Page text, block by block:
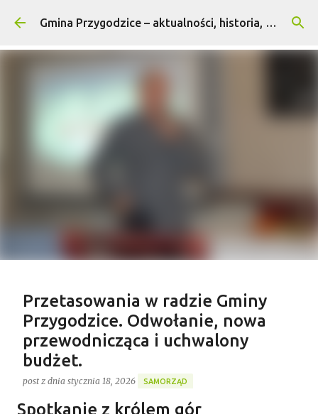
Przejdź do głównej zawartości Gmina Przygodzice – aktualności, historia, turystyka
Gospodarstwo Rybackie Przygodzice
Przetasowania w radzie Gminy
Przygodzice. Odwołanie, nowa
przewodnicząca i uchwalony
budżet.
post z dnia stycznia 18, 2026 SAMORZĄD
Ponad 4 godziny trwała ostatnia w 2025 roku XVI sesja
Spotkanie z królem gór